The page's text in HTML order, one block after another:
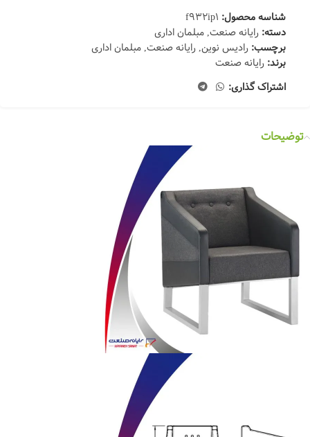
شناسه محصول: f932ip1
دسته: رایانه صنعت,مبلمان اداری
برچسب: رادیس نوین,رایانه صنعت,مبلمان اداری
برند: رایانه صنعت
اشتراک گذاری:
توضیحات